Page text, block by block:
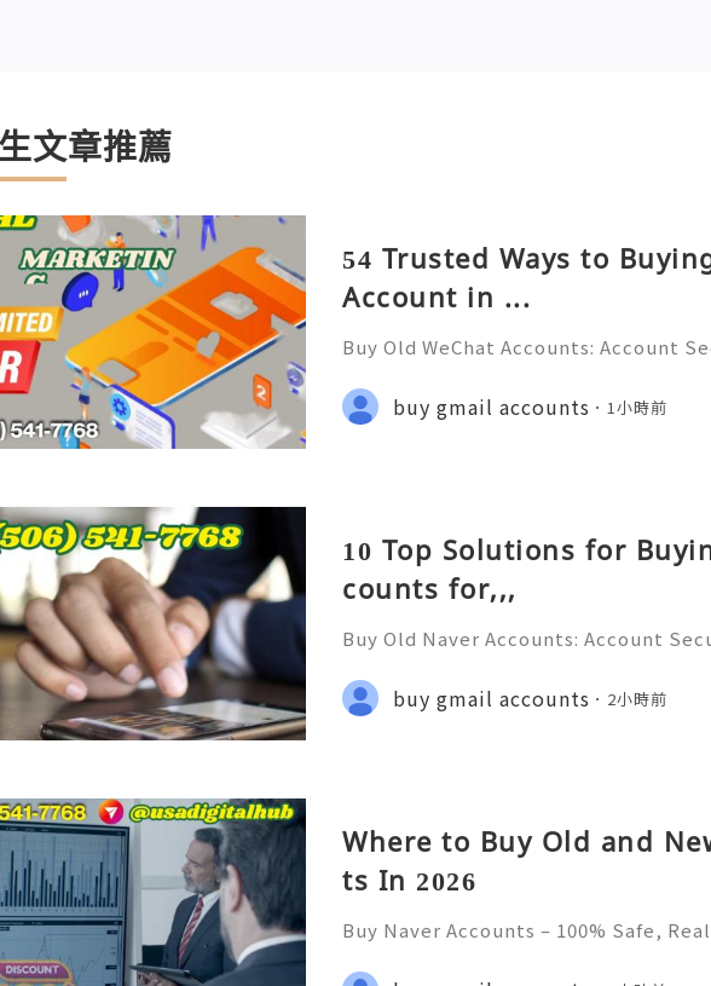
文章推薦
54 Trusted Ways to
Account in ...
Buy Old WeChat Accounts: Account
💲💫🌐✨💎Fast & Reliable 24/7
✨💎WhatsApp :+1 (506) 541-7768
buy gmail accounts 1小時前
10 Top Solutions for
counts for,,,
Buy Old Naver Accounts: Account
💲💫🌐✨💎Fast & Reliable 24/7
✨💎WhatsApp :+1 (506) 541-7768
buy gmail accounts 2小時前
Where to Buy Old and
ts In 2026
Buy Naver Accounts – 100% Safe,
💎WhatsApp :+1 (506) 541-7768